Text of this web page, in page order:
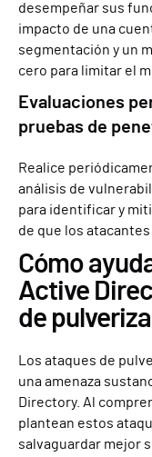
desempeñar sus
impacto de una
segmentación y un
cero para limitar el
Evaluaciones
pruebas de
Realice
análisis de
para identificar y
de que los
Cómo
Active
de
Los ataques de
una amenaza
Directory. Al
plantean estos
salvaguardar mejor